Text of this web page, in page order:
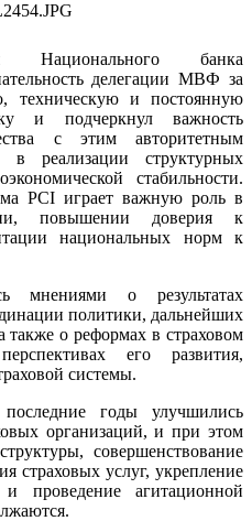
Национального банка
делегации МВФ за
техническую и постоянную
и подчеркнул важность
с этим авторитетным
в реализации структурных
стабильности.
PCI играет важную роль в
повышении доверия к
национальных норм к
мнениями о результатах
политики, дальнейших
о реформах в страховом
его развития,
системы.
годы улучшились
организаций, и при этом
совершенствование
страховых услуг, укрепление
и проведение агитационной